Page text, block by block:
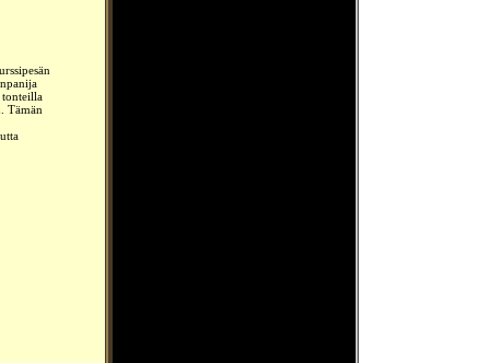
tonteilla
Tämän